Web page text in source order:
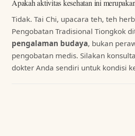
Apakah aktivitas kesehatan ini
Tidak. Tai Chi, upacara teh, teh
Pengobatan Tradisional Tiongkok
pengalaman budaya, bukan
pengobatan medis. Silakan
dokter Anda sendiri untuk kondisi